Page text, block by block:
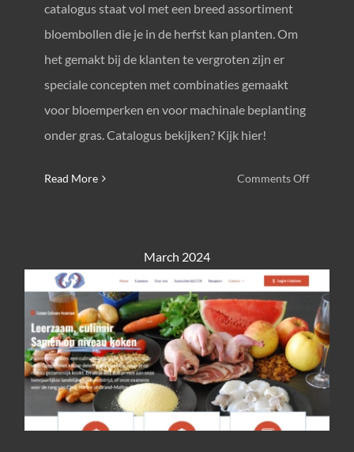
catalogus staat vol met een breed assortiment
bloembollen die je in de herfst kan planten. Om
het gemakt bij de klanten te vergroten zijn er
speciale concepten met combinaties gemaakt
voor bloemperken en voor machinale beplanting
onder gras. Catalogus bekijken? Kijk hier!
Read More Comments Offon
March 2024